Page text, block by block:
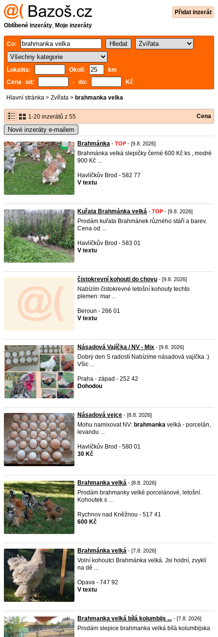
Přidat inzerát
Oblíbené inzeráty, Moje inzeráty
Co:
Lokalita: Okolí:
km
Cena od:
- do: Kč
Hlavní stránka > Zvířata > brahmanka velka
1-20 inzerátů z 55 Cena
Nové inzeráty e-mailem
Brahmánka - TOP - [9.8. 2026]
Brahmánka velká slepičky černé 600 Kč ks , modré
900 Kč ...
Havlíčkův Brod - 582 77
V textu
Kuřata Brahmánka velká - TOP - [9.8. 2026]
Prodám kuřata Brahmánek různého stáří a barev.
Cena od ...
Havlíčkův Brod - 583 01
V textu
čistokrevní kohouti do chovu - [9.8. 2026]
Nabízím čistokrevné letošní kohouty techto
plemen: mar ...
Beroun - 266 01
V textu
Násadová Vajíčka / NV - Mix - [9.8. 2026]
Dobrý den S radostí Nabízíme násadová vajíčka :)
Všic ...
Praha - západ - 252 42
Dohodou
Násadová vejce - [8.8. 2026]
Mohu namixovat NV: brahmanka velká - porcelán,
levandu ...
Havlíčkův Brod - 580 01
30 Kč
Brahmanka velká - [8.8. 2026]
Prodám brahmanky velké porcelánové, letošní.
Kohoutek s ...
Rychnov nad Kněžnou - 517 41
600 Kč
Brahmánka velká - [7.8. 2026]
Volní kohoutci Brahmánka velká. Jsi hodní, zvyklí
na dě ...
Opava - 747 92
V textu
Brahmanka velká bílá kolumbijs ... - [7.8. 2026]
Prodám slepice brahmanka velká bílá kolumbijska